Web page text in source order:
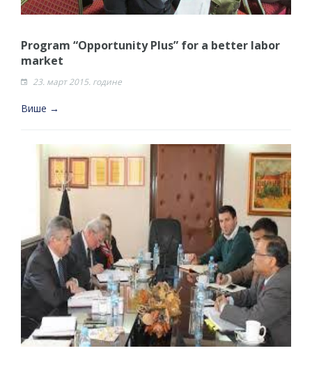
Program “Opportunity Plus” for a better labor
market
23. март 2015. године
Више →